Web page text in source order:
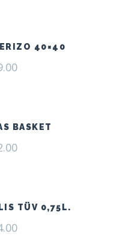
40×40
BASKET
TÜV 0,75L.